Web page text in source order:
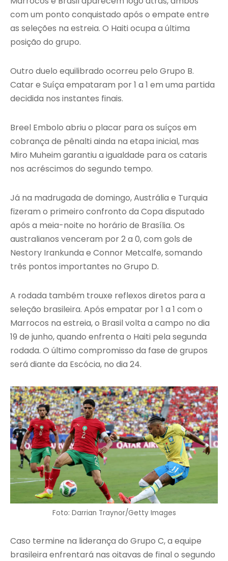
com um ponto conquistado após o empate entre
as seleções na estreia. O Haiti ocupa a última
posição do grupo.
Outro duelo equilibrado ocorreu pelo Grupo B.
Catar e Suíça empataram por 1 a 1 em uma partida
decidida nos instantes finais.
Breel Embolo abriu o placar para os suíços em
cobrança de pênalti ainda na etapa inicial, mas
Miro Muheim garantiu a igualdade para os cataris
nos acréscimos do segundo tempo.
Já na madrugada de domingo, Austrália e Turquia
fizeram o primeiro confronto da Copa disputado
após a meia-noite no horário de Brasília. Os
australianos venceram por 2 a 0, com gols de
Nestory Irankunda e Connor Metcalfe, somando
três pontos importantes no Grupo D.
A rodada também trouxe reflexos diretos para a
seleção brasileira. Após empatar por 1 a 1 com o
Marrocos na estreia, o Brasil volta a campo no dia
19 de junho, quando enfrenta o Haiti pela segunda
rodada. O último compromisso da fase de grupos
será diante da Escócia, no dia 24.
Foto: Darrian Traynor/Getty Images
Caso termine na liderança do Grupo C, a equipe
brasileira enfrentará nas oitavas de final o segundo